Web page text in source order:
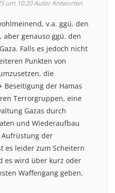
um 10:20AutorAntworten
v.a. ggü. den
aber genauso ggü. den
Falls es jedoch nicht
Punkten von
die
Beseitigung der Hamas
Terrorgruppen, eine
Gazas durch
und Wiederaufbau
der
es leider zum Scheitern
es wird über kurz oder
Waffengang geben.